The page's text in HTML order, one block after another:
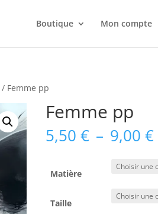
Boutique Mon compte
/ Femme pp
Femme pp
5,50€ – 9,00€
Matière
Taille